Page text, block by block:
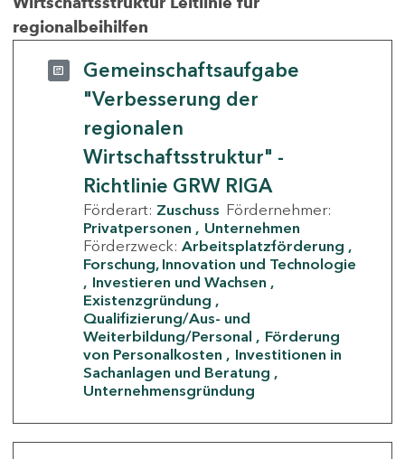
regionalbeihilfen
Gemeinschaftsaufgabe
"Verbesserung der
regionalen
Wirtschaftsstruktur" -
Richtlinie GRW RIGA
Förderart: Zuschuss Fördernehmer:
Privatpersonen
Unternehmen
Förderzweck: Arbeitsplatzförderung
Forschung, Innovation und Technologie
Investieren und Wachsen
Existenzgründung
Qualifizierung/Aus- und
Weiterbildung/Personal
Förderung
von Personalkosten
Investitionen in
Sachanlagen und Beratung
Unternehmensgründung